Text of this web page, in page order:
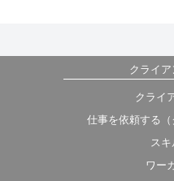
クライ
クライ
仕事を依頼する（
スキ
ワー